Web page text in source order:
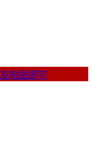
粘贴即可